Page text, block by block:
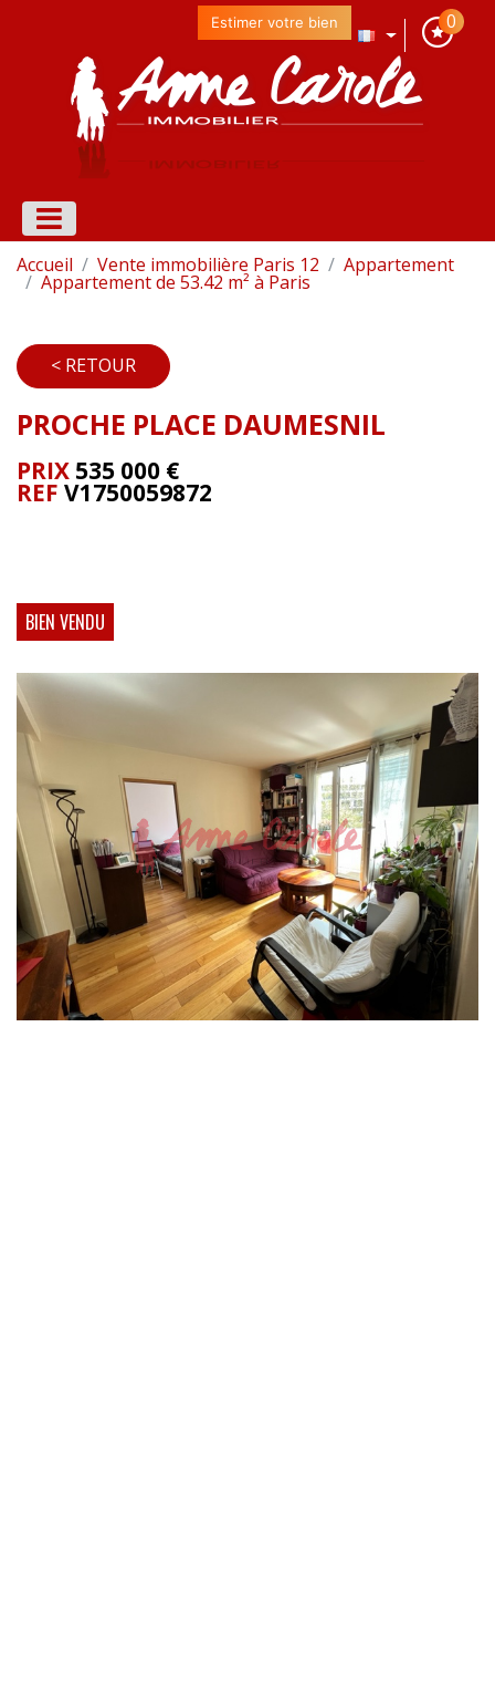
0
Estimer votre bien
Accueil Vente immobilière Paris 12 Appartement
Appartement de 53.42 m² à Paris
< RETOUR
PROCHE PLACE DAUMESNIL
PRIX 535 000 €
REF V1750059872
BIEN VENDU